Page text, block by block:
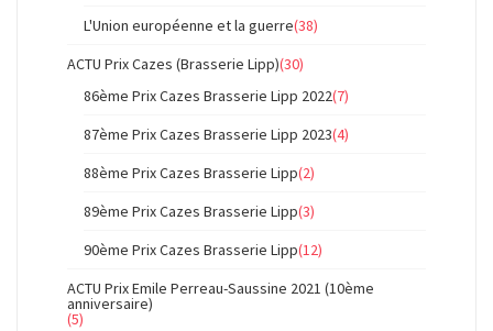
L'Union européenne et la guerre(38)
ACTU Prix Cazes (Brasserie Lipp)(30)
86ème Prix Cazes Brasserie Lipp 2022(7)
87ème Prix Cazes Brasserie Lipp 2023(4)
88ème Prix Cazes Brasserie Lipp(2)
89ème Prix Cazes Brasserie Lipp(3)
90ème Prix Cazes Brasserie Lipp(12)
ACTU Prix Emile Perreau-Saussine 2021 (10ème
anniversaire)
(5)